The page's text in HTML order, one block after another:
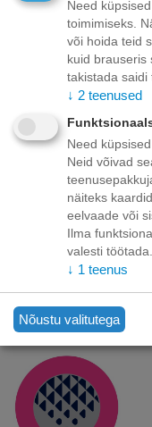
EELISED
MÕÕDUS
GLÜKOSAMIIN
Need
toimimiseks.
või hoida teid
kuid brauseris
takistada saidi
↓ 2 teenused
Need
Neid võivad
näiteks
eelvaade või
Ilma
valesti töötada.
↓ 1 teenus
Nõustu valitutega